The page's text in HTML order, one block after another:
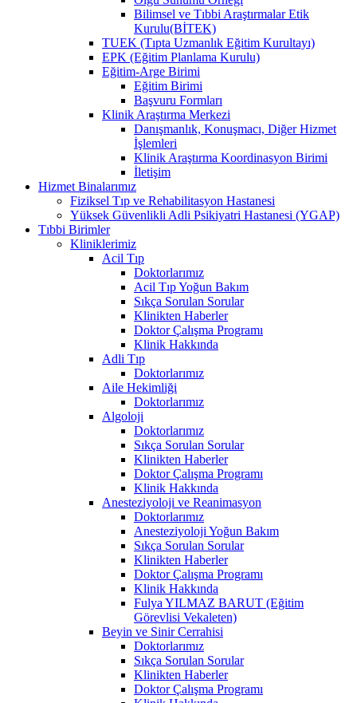
Bilimsel ve Tıbbi Araştırmalar Etik
Kurulu(BİTEK)
TUEK (Tıpta Uzmanlık Eğitim Kurultayı)
EPK (Eğitim Planlama Kurulu)
Eğitim-Arge Birimi
Eğitim Birimi
Başvuru Formları
Klinik Araştırma Merkezi
Danışmanlık, Konuşmacı, Diğer Hizmet
İşlemleri
Klinik Araştırma Koordinasyon Birimi
İletişim
Hizmet Binalarımız
Fiziksel Tıp ve Rehabilitasyon Hastanesi
Yüksek Güvenlikli Adli Psikiyatri Hastanesi (YGAP)
Tıbbi Birimler
Kliniklerimiz
Acil Tıp
Doktorlarımız
Acil Tıp Yoğun Bakım
Sıkça Sorulan Sorular
Klinikten Haberler
Doktor Çalışma Programı
Klinik Hakkında
Adli Tıp
Doktorlarımız
Aile Hekimliği
Doktorlarımız
Algoloji
Doktorlarımız
Sıkça Sorulan Sorular
Klinikten Haberler
Doktor Çalışma Programı
Klinik Hakkında
Anesteziyoloji ve Reanimasyon
Doktorlarımız
Anesteziyoloji Yoğun Bakım
Sıkça Sorulan Sorular
Klinikten Haberler
Doktor Çalışma Programı
Klinik Hakkında
Fulya YILMAZ BARUT (Eğitim
Görevlisi Vekaleten)
Beyin ve Sinir Cerrahisi
Doktorlarımız
Sıkça Sorulan Sorular
Klinikten Haberler
Doktor Çalışma Programı